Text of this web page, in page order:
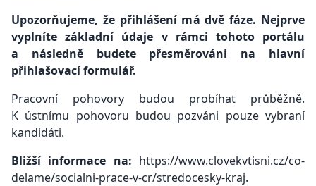
Upozorňujeme, že přihlášení má dvě fáze. Nejprve
vyplníte základní údaje v rámci tohoto portálu
a následně budete přesměrováni na hlavní
přihlašovací formulář.
Pracovní pohovory budou probíhat průběžně.
K ústnímu pohovoru budou pozváni pouze vybraní
kandidáti.
Bližší informace na: https://www.clovekvtisni.cz/co-
delame/socialni-prace-v-cr/stredocesky-kraj.